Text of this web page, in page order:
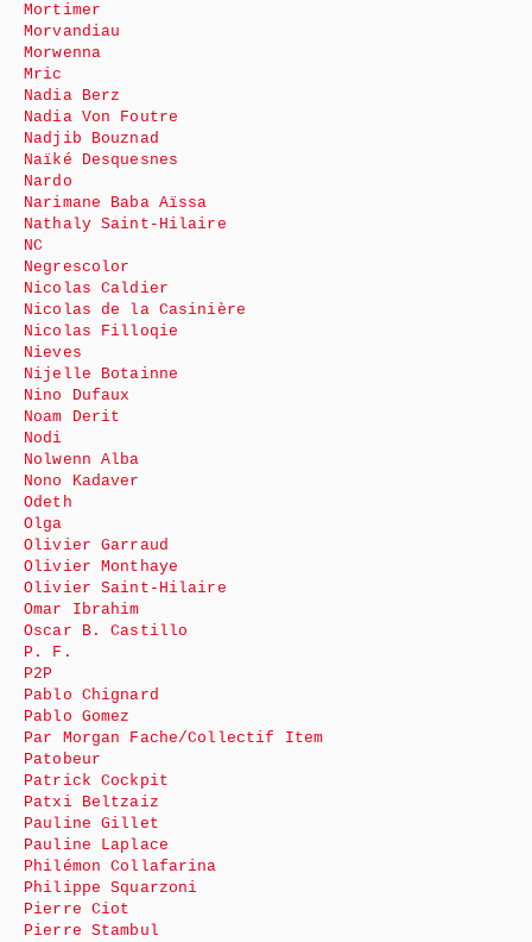
Mortimer
Morvandiau
Morwenna
Mric
Nadia Berz
Nadia Von Foutre
Nadjib Bouznad
Naïké Desquesnes
Nardo
Narimane Baba Aïssa
Nathaly Saint-Hilaire
NC
Negrescolor
Nicolas Caldier
Nicolas de la Casinière
Nicolas Filloqie
Nieves
Nijelle Botainne
Nino Dufaux
Noam Derit
Nodi
Nolwenn Alba
Nono Kadaver
Odeth
Olga
Olivier Garraud
Olivier Monthaye
Olivier Saint-Hilaire
Omar Ibrahim
Oscar B. Castillo
P. F.
P2P
Pablo Chignard
Pablo Gomez
Par Morgan Fache/Collectif Item
Patobeur
Patrick Cockpit
Patxi Beltzaiz
Pauline Gillet
Pauline Laplace
Philémon Collafarina
Philippe Squarzoni
Pierre Ciot
Pierre Stambul